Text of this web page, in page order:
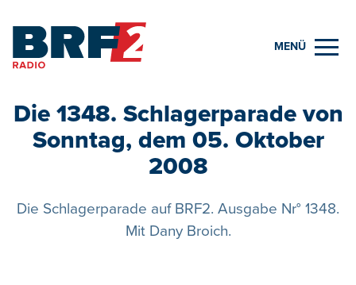
MENÜ
Die 1348. Schlagerparade von
Sonntag, dem 05. Oktober
2008
Die Schlagerparade auf BRF2. Ausgabe Nr° 1348.
Mit Dany Broich.